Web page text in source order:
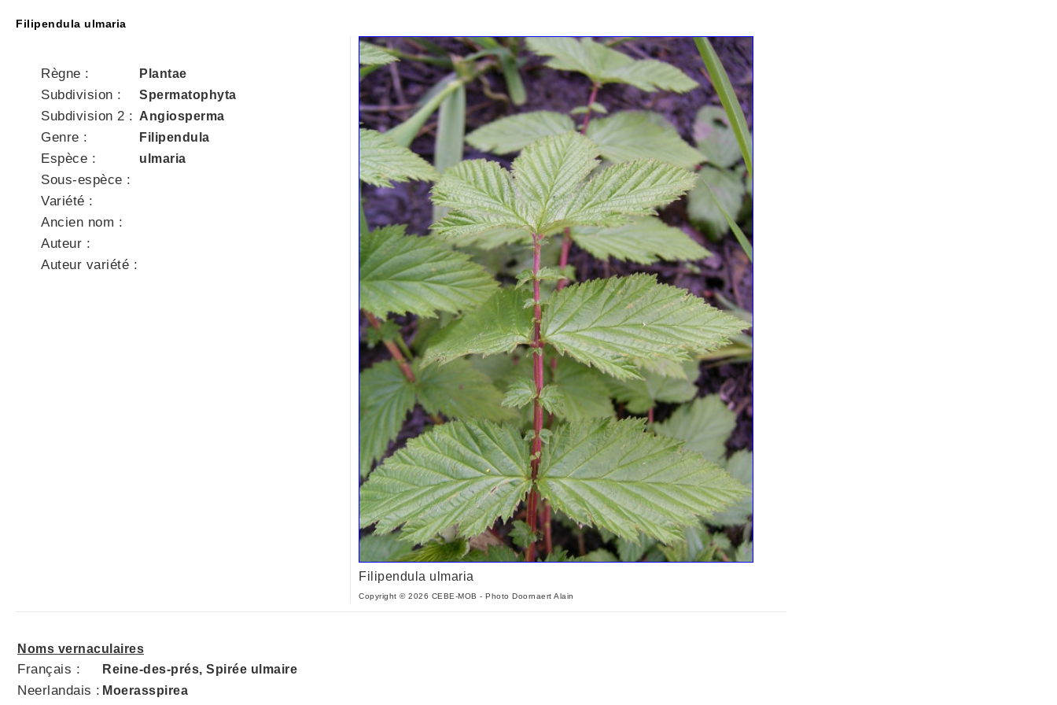
Filipendula ulmaria
Règne : Plantae
Subdivision : Spermatophyta
Subdivision 2 : Angiosperma
Genre : Filipendula
Espèce : ulmaria
Sous-espèce :
Variété :
Ancien nom :
Auteur :
Auteur variété :
Filipendula ulmaria
Copyright © 2026 CEBE-MOB - Photo Doornaert Alain
Noms vernaculaires
Français : Reine-des-prés, Spirée ulmaire
Neerlandais : Moerasspirea